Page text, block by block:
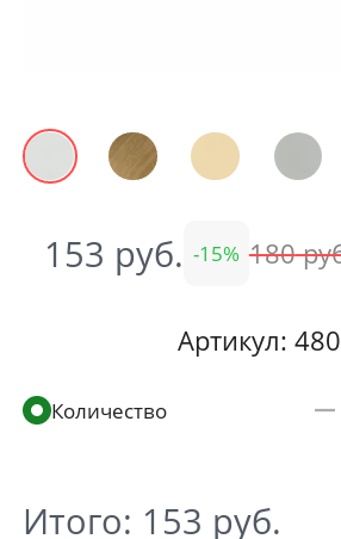
153 15 180
Артикул:
Итого: 153 руб.